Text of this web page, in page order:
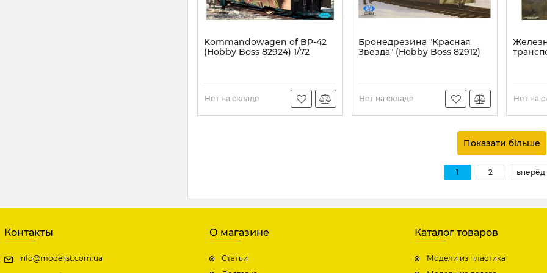
Kommandowagen of BP-42
(Hobby Boss 82924) 1/72
Нет на складе
Бронедрезина "Красная
Звезда" (Hobby Boss 82912)
Нет на складе Нет на
Показати більше
1 2 вперёд
Контакты
info@modelist.com.ua
О магазине
Статьи
Каталог товаров
Модели из пластика